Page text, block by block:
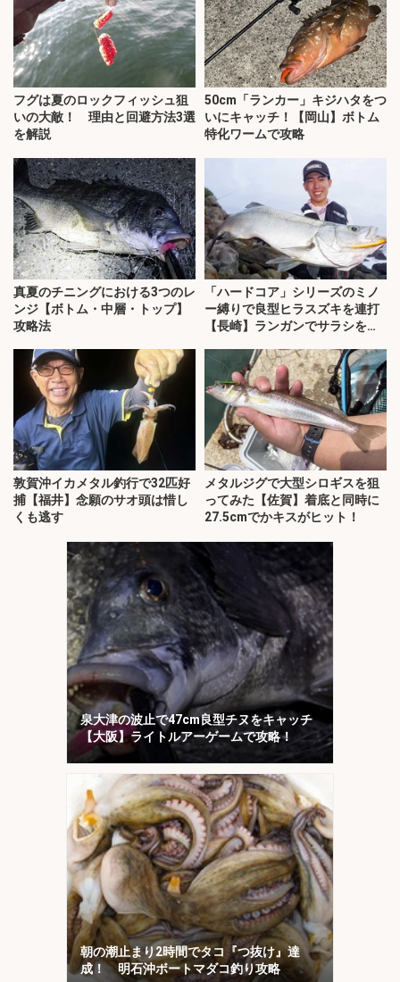
フグは夏のロックフィッシュ狙
いの大敵！ 理由と回避方法3選
を解説
50cm「ランカー」キジハタをつ
いにキャッチ！【岡山】ボトム
特化ワームで攻略
真夏のチニングにおける3つのレ
ンジ【ボトム・中層・トップ】
攻略法
「ハードコア」シリーズのミノ
ー縛りで良型ヒラスズキを連打
【長崎】ランガンでサラシを攻
敦賀沖イカメタル釣行で32匹好
捕【福井】念願のサオ頭は惜し
くも逃す
メタルジグで大型シロギスを狙
ってみた【佐賀】着底と同時に
27.5cmでかキスがヒット！
泉大津の波止で47cm良型チヌをキャッチ
【大阪】ライトルアーゲームで攻略！
朝の潮止まり2時間でタコ『つ抜け』達
成！ 明石沖ボートマダコ釣り攻略